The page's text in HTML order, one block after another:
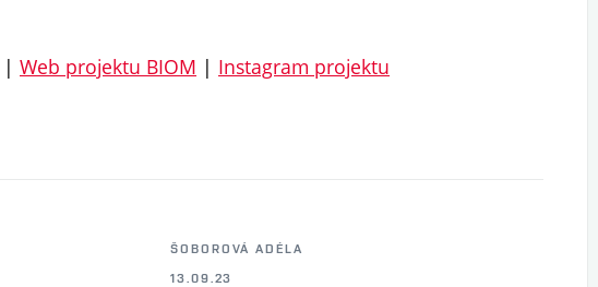
| Web projektu BIOM | Instagram projektu
ŠOBOROVÁ ADÉLA
13.09.23